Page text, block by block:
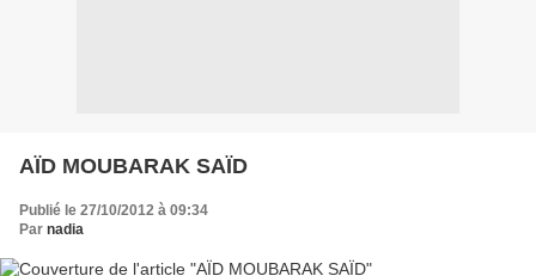
AÏD MOUBARAK SAÏD
Publié le 27/10/2012 à 09:34
Par nadia